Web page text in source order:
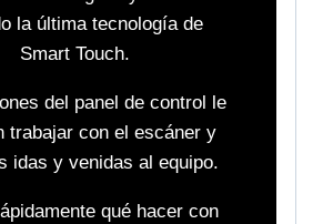
la última tecnología de
Smart Touch.
del panel de control le
trabajar con el escáner y
idas y venidas al equipo.
qué hacer con